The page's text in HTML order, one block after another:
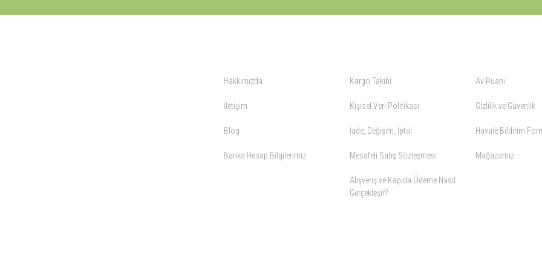
Hakkımızda
İletişim
Blog
Banka Hesap Bilgilerimiz
Kargo Takibi
Kişisel Veri Politikası
İade, Değişim, İptal
Mesafeli Satış Sözleşmesi
Alışveriş ve Kapıda Ödeme Nasıl
Gerçekleşir?
Av Puanı
Gizlilik ve Güvenlik
Havale Bildirim
Mağazamız